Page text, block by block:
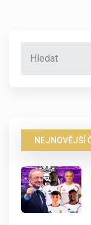
NEJNOVĚJŠÍ